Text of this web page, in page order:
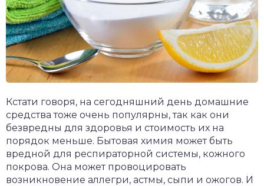
Кстати говоря, на сегодняшний день домашние
средства тоже очень популярны, так как они
безвредны для здоровья и стоимость их на
порядок меньше. Бытовая химия может быть
вредной для респираторной системы, кожного
покрова. Она может провоцировать
возникновение аллегри, астмы, сыпи и ожогов. И